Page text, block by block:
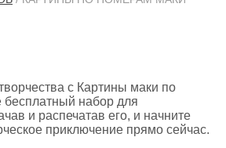
с Картины маки по
набор для
и распечатав его, и начните
приключение прямо сейчас.